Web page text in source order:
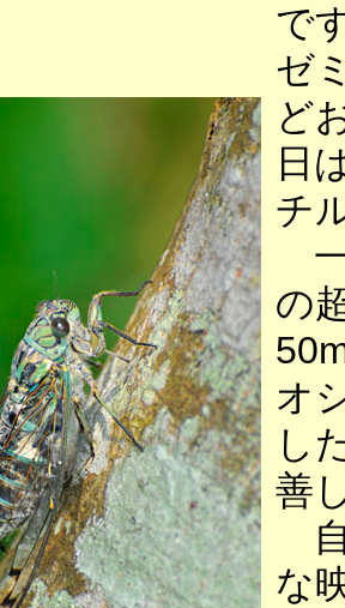
で
ゼ
ど
日
チ
一
の
オ
し
善
な